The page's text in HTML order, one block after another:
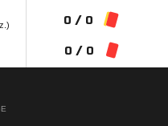
0 / 0
0 / 0